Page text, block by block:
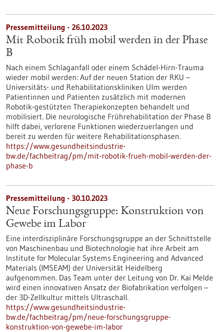
Pressemitteilung - 26.10.2023
Mit Robotik früh mobil werden in der Phase
B
Nach einem Schlaganfall oder einem Schädel-​Hirn-Trauma
wieder mobil werden: Auf der neuen Station der RKU –
Universitäts-​ und Rehabilitationskliniken Ulm werden
Patientinnen und Patienten zusätzlich mit modernen
Robotik-​gestützten Therapiekonzepten behandelt und
mobilisiert. Die neurologische Frührehabilitation der Phase B
hilft dabei, verlorene Funktionen wiederzuerlangen und
bereit zu werden für weitere Rehabilitationsphasen.
https://www.gesundheitsindustrie-
bw.de/fachbeitrag/pm/mit-robotik-frueh-mobil-werden-der-
phase-b
Pressemitteilung - 30.10.2023
Neue Forschungsgruppe: Konstruktion von
Gewebe im Labor
Eine interdisziplinäre Forschungsgruppe an der Schnittstelle
von Maschinenbau und Biotechnologie hat ihre Arbeit am
Institute for Molecular Systems Engineering and Advanced
Materials (IMSEAM) der Universität Heidelberg
aufgenommen. Das Team unter der Leitung von Dr. Kai Melde
wird einen innovativen Ansatz der Biofabrikation verfolgen –
der 3D-Zellkultur mittels Ultraschall.
https://www.gesundheitsindustrie-
bw.de/fachbeitrag/pm/neue-forschungsgruppe-
konstruktion-von-gewebe-im-labor